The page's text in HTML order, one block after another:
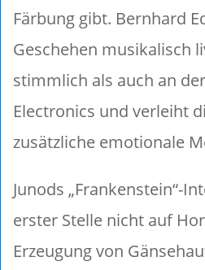
Färbung gibt. Bernhard
Geschehen musikalisch
stimmlich als auch an
Electronics und verleiht
zusätzliche emotionale
Junods „Frankenstein“-
erster Stelle nicht auf
Erzeugung von